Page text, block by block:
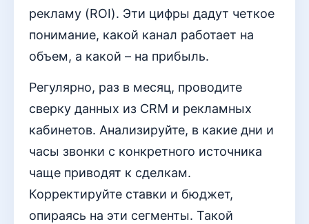
рекламу (ROI). Эти цифры дадут четкое
понимание, какой канал работает на
объем, а какой – на прибыль.
Регулярно, раз в месяц, проводите
сверку данных из CRM и рекламных
кабинетов. Анализируйте, в какие дни и
часы звонки с конкретного источника
чаще приводят к сделкам.
Корректируйте ставки и бюджет,
опираясь на эти сегменты. Такой